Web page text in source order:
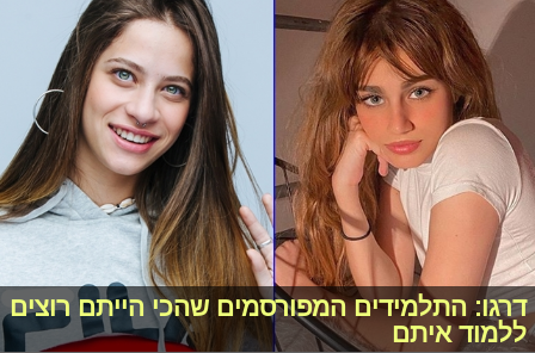
דרגו: התלמידים המפורסמים שהכי הייתם רוצים
ללמוד איתם